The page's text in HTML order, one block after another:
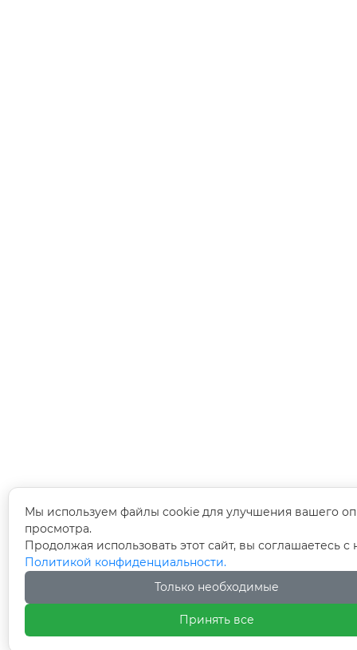
Мы используем файлы cookie для улучшения вашего
просмотра.
Продолжая использовать этот сайт, вы соглашаетесь
Политикой конфиденциальности.
Только необходимые
Принять все